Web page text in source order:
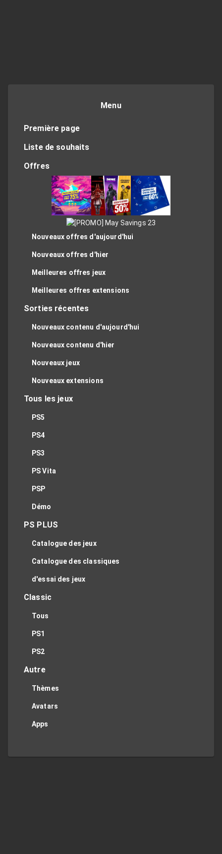
Menu
Première page
Liste de souhaits
Offres
Nouveaux offres d'aujourd'hui
Nouveaux offres d'hier
Meilleures offres jeux
Meilleures offres extensions
Sorties récentes
Nouveaux contenu d'aujourd'hui
Nouveaux contenu d'hier
Nouveaux jeux
Nouveaux extensions
Tous les jeux
PS5
PS4
PS3
PS Vita
PSP
Démo
PS PLUS
Catalogue des jeux
Catalogue des classiques
d'essai des jeux
Classic
Tous
PS1
PS2
Autre
Thèmes
Avatars
Apps